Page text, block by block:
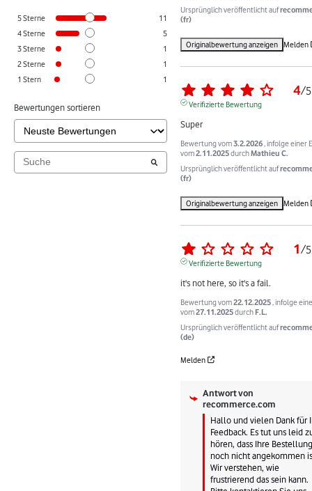
5Sterne
11
4Sterne
5
3Sterne
1
2Sterne
1
1 Stern 1
Bewertungen sortieren
Ursprünglich veröffentlicht auf
(fr)
Originalbewertung anzeigen Melden
4/5
Verifizierte Bewertung
Super
Bewertung vom3.2.2026 , infolge einer
vom2.11.2025durchMathieu C.
Ursprünglich veröffentlicht auf
(fr)
Originalbewertung anzeigen Melden
1/5
Verifizierte Bewertung
it's not here, so it's a fail.
Bewertung vom22.12.2025 , infolge
vom27.11.2025durch F.L.
Ursprünglich veröffentlicht auf
(de)
Melden
Antwort von
recommerce.com
Hallo und vielen Dank für
Feedback. Es tut uns leid
hören, dass Ihre Bestellung
noch nicht angekommen
Wir verstehen, wie
frustrierend das sein kann.